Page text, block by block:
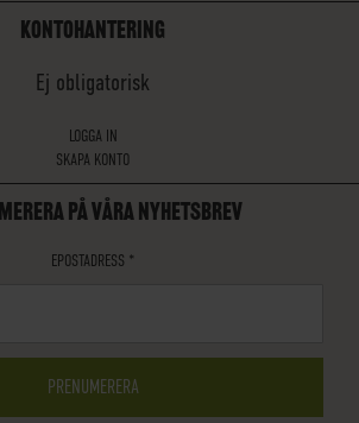
KONTOHANTERING
Ej obligatorisk
LOGGA IN
SKAPA KONTO
PÅ VÅRA NYHETSBREV
EPOSTADRESS *